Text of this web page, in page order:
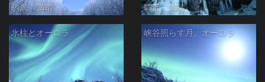
駒沢 満晴 駒沢 満晴
氷柱とオーロラ 峡谷照らす月、オーロラ